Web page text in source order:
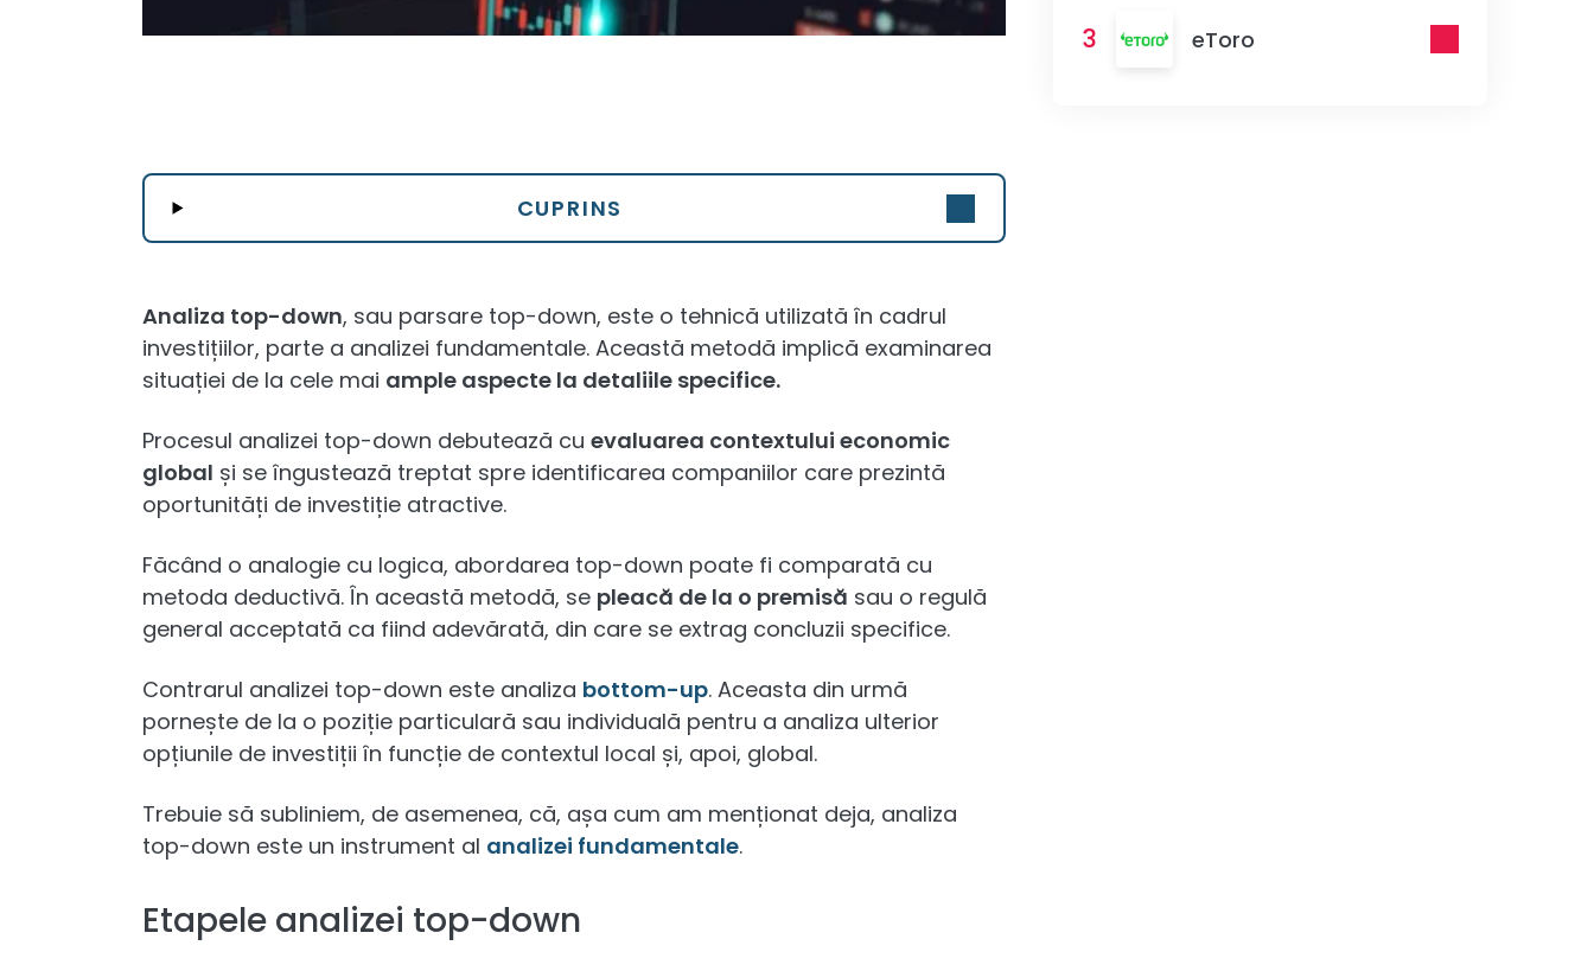
CUPRINS
Analiza top-down, sau parsare top-down, este o tehnică utilizată în cadrul
investițiilor, parte a analizei fundamentale. Această metodă implică examinarea
situației de la cele mai ample aspecte la detaliile specifice.
Procesul analizei top-down debutează cu evaluarea contextului economic
global și se îngustează treptat spre identificarea companiilor care prezintă
oportunități de investiție atractive.
Făcând o analogie cu logica, abordarea top-down poate fi comparată cu
metoda deductivă. În această metodă, se pleacă de la o premisă sau o regulă
general acceptată ca fiind adevărată, din care se extrag concluzii specifice.
Contrarul analizei top-down este analiza bottom-up. Aceasta din urmă
pornește de la o poziție particulară sau individuală pentru a analiza ulterior
opțiunile de investiții în funcție de contextul local și, apoi, global.
Trebuie să subliniem, de asemenea, că, așa cum am menționat deja, analiza
top-down este un instrument al analizei fundamentale.
Etapele analizei top-down
3 eToro